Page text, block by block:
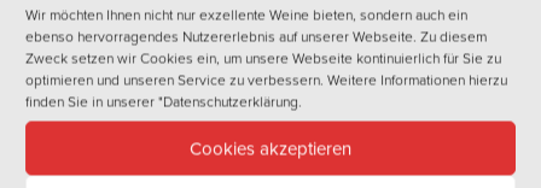
Wir möchten Ihnen nicht nur exzellente Weine bieten, sondern auch ein
ebenso hervorragendes Nutzererlebnis auf unserer Webseite. Zu diesem
Zweck setzen wir Cookies ein, um unsere Webseite kontinuierlich für Sie zu
optimieren und unseren Service zu verbessern. Weitere Informationen hierzu
finden Sie in unserer"Datenschutzerklärung.
Cookies akzeptieren
Damit die weiteren Arbeitsschritte erleichtert werden und
damit der Rebstock keinen unnötigen Ballast mit sich
herumtragen muss, wird das Holz vom Vorjahr abgeschnitten